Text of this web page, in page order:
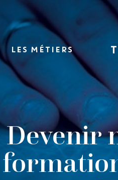
LES MÉTIERS
Devenir